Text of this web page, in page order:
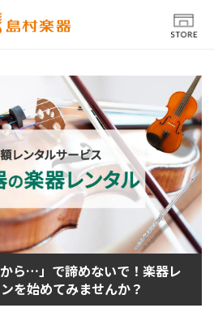
から…」で諦めないで！楽器レ
を始めてみませんか？